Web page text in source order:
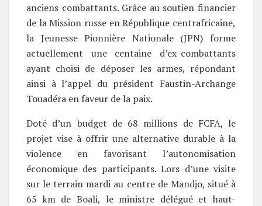
anciens combattants. Grâce au soutien financier
de la Mission russe en République centrafricaine,
la Jeunesse Pionnière Nationale (JPN) forme
actuellement une centaine d’ex-combattants
ayant choisi de déposer les armes, répondant
ainsi à l’appel du président Faustin-Archange
Touadéra en faveur de la paix.
Doté d’un budget de 68 millions de FCFA, le
projet vise à offrir une alternative durable à la
violence en favorisant l’autonomisation
économique des participants. Lors d’une visite
sur le terrain mardi au centre de Mandjo, situé à
65 km de Boali, le ministre délégué et haut-